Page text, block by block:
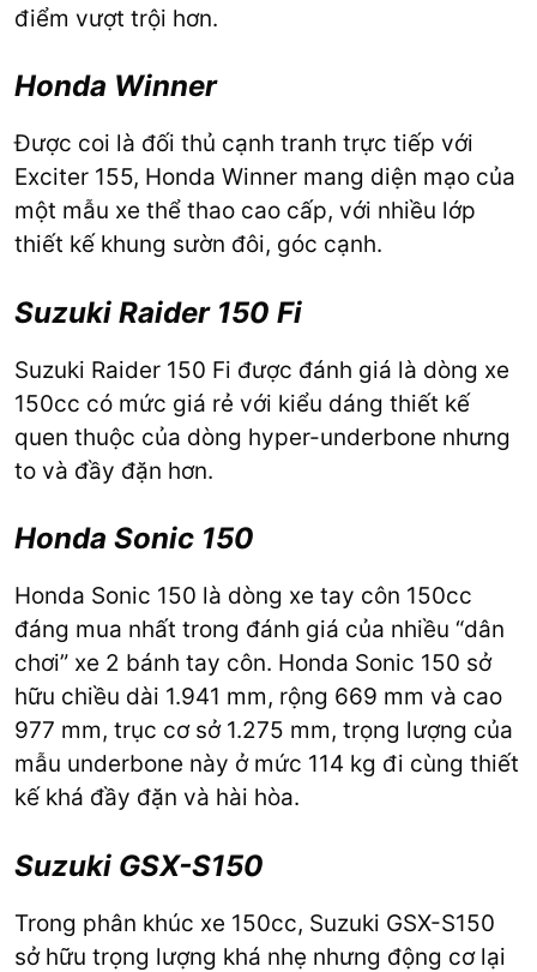
điểm vượt trội hơn.
Honda Winner
Được coi là đối thủ cạnh tranh trực tiếp với
Exciter 155, Honda Winner mang diện mạo của
một mẫu xe thể thao cao cấp, với nhiều lớp
thiết kế khung sườn đôi, góc cạnh.
Suzuki Raider 150 Fi
Suzuki Raider 150 Fi được đánh giá là dòng xe
150cc có mức giá rẻ với kiểu dáng thiết kế
quen thuộc của dòng hyper-underbone nhưng
to và đầy đặn hơn.
Honda Sonic 150
Honda Sonic 150 là dòng xe tay côn 150cc
đáng mua nhất trong đánh giá của nhiều “dân
chơi” xe 2 bánh tay côn. Honda Sonic 150 sở
hữu chiều dài 1.941 mm, rộng 669 mm và cao
977 mm, trục cơ sở 1.275 mm, trọng lượng của
mẫu underbone này ở mức 114 kg đi cùng thiết
kế khá đầy đặn và hài hòa.
Suzuki GSX-S150
Trong phân khúc xe 150cc, Suzuki GSX-S150
sở hữu trọng lượng khá nhẹ nhưng động cơ lại